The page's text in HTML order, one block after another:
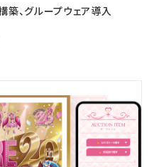
築、グループウェア導入